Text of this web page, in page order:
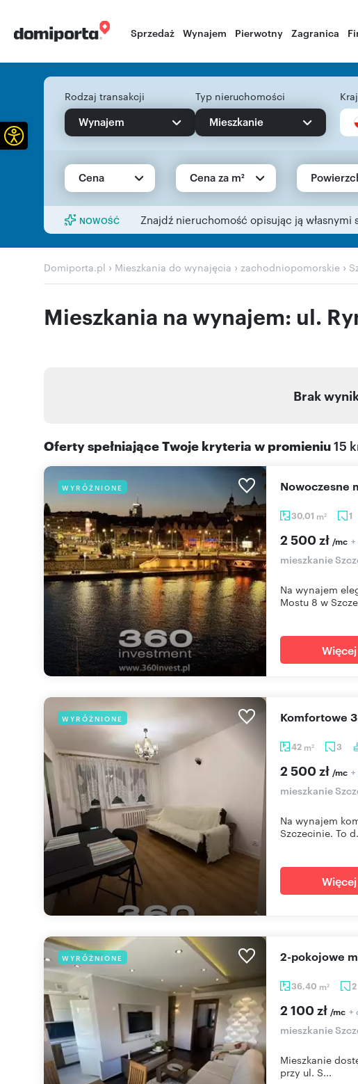
Sprzedaż Wynajem Pierwotny Zagranica
Rodzaj transakcji
Wynajem
Typ nieruchomości
Mieszkanie
Kraj
Cena Cena za m²
NOWOŚĆ Znajdź nieruchomość opisując ją własnymi
Domiporta.pl › Mieszkania do wynajęcia › zachodniopomorskie ›
Mieszkania na wynajem: ul.
Brak
Oferty spełniające Twoje kryteria w promieniu15
WYRÓŻNIONE
30,01 m2 1
2 500 zł /mc +
mieszkanie
Na wynajem
Mostu 8 w
Więcej
WYRÓŻNIONE
42 m2 3
Komfortowe
2 500 zł /mc +
mieszkanie
Na wynajem
Szczecinie. To
Więcej
WYRÓŻNIONE
36,40 m2 2
2-pokojowe
2 100 zł /mc +
mieszkanie
Mieszkanie
przy ul. S...
Otwórz pasek narzędzi